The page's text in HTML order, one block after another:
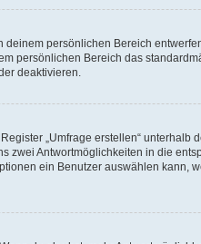
persönlichen Bereich
persönlichen Bereich das
deaktivieren.
„Umfrage erstellen“
Antwortmöglichkeiten in die
ein Benutzer auswählen